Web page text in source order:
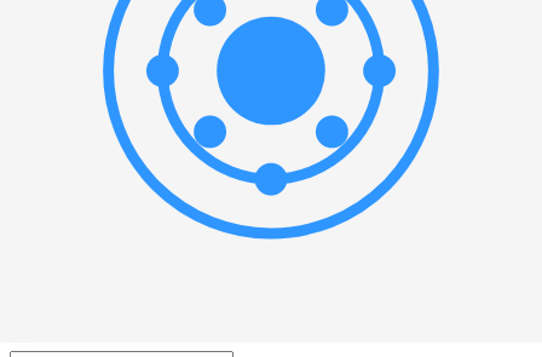
Статическая грузоподъемность
Или выберите значение: